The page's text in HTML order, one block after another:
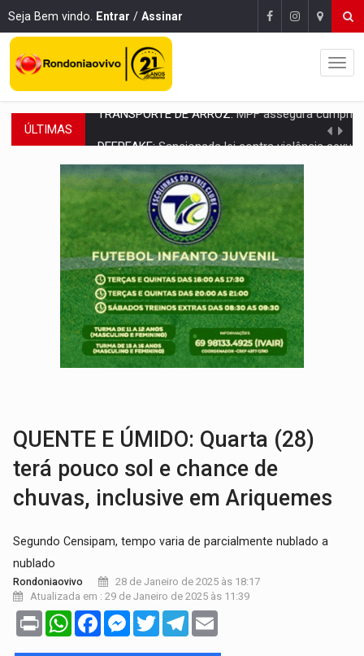
Seja Bem vindo. Entrar / Assinar
ÚLTIMAS Sancionada lei contra violência sexual infantil na
COLEGIADO:Brasil e Rússia discutem energia nuclear, defesa e
URGENTE:Colisão entre caminhão e carro deixa quatro mortos e um em
ENCONTRO:Amazônia Negra ganha projeção nacional com participação de
PREVISÃO:Porto Velho tem chances de chuvas isoladas nesta
SINDICATOS UNIDOS:Assembleia Geral delibera greve da educação
PROCESSO SELETIVO:Rondoniaovivo abre oficina de Comunicação com
AGOSTO LILÁS:MPRO lança de portal e promove reflexão sobre trajetória da
TRANSPORTE DE ARROZ:
QUENTE E ÚMIDO: Quarta (28)
terá pouco sol e chance de
chuvas, inclusive em Ariquemes
Segundo Censipam, tempo varia de parcialmente nublado a
nublado
Rondoniaovivo
28 de Janeiro de 2025 às 18:17
Atualizada em : 29 de Janeiro de 2025 às 11:39
Print WhatsAppFacebookMessenger
TwitterTelegram